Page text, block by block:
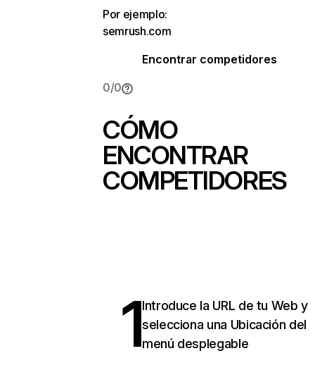
Por ejemplo:
semrush.com
Encontrar competidores
0/0
CÓMO
ENCONTRAR
COMPETIDORES
1Introduce la URL de tu Web y
selecciona una Ubicación del
menú desplegable